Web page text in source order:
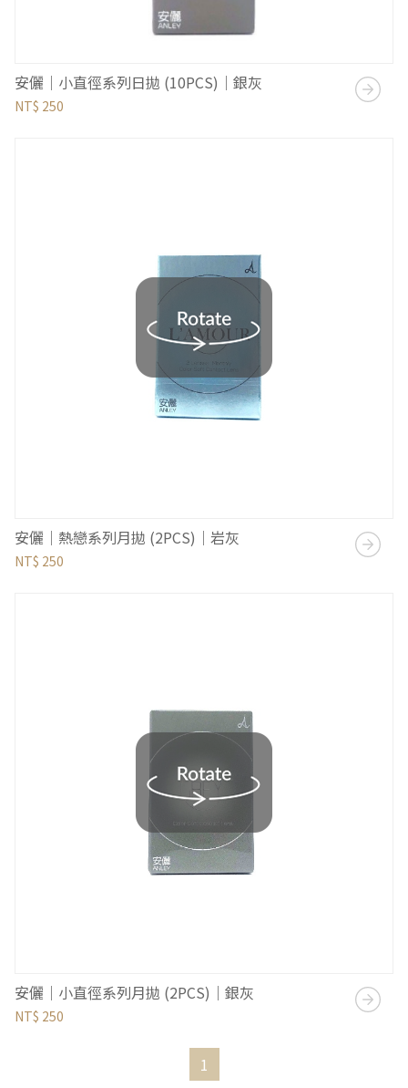
安儷｜小直徑系列日拋 (10PCS)｜銀灰
NT$ 250
安儷｜熱戀系列月拋 (2PCS)｜岩灰
NT$ 250
安儷｜小直徑系列月拋 (2PCS)｜銀灰
NT$ 250
1